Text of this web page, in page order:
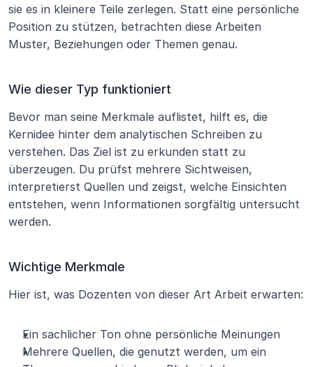
sie es in kleinere Teile zerlegen. Statt eine persönliche
Position zu stützen, betrachten diese Arbeiten
Muster, Beziehungen oder Themen genau.
Wie dieser Typ funktioniert
Bevor man seine Merkmale auflistet, hilft es, die
Kernidee hinter dem analytischen Schreiben zu
verstehen. Das Ziel ist zu erkunden statt zu
überzeugen. Du prüfst mehrere Sichtweisen,
interpretierst Quellen und zeigst, welche Einsichten
entstehen, wenn Informationen sorgfältig untersucht
werden.
Wichtige Merkmale
Hier ist, was Dozenten von dieser Art Arbeit erwarten:
Ein sachlicher Ton ohne persönliche Meinungen
Mehrere Quellen, die genutzt werden, um ein